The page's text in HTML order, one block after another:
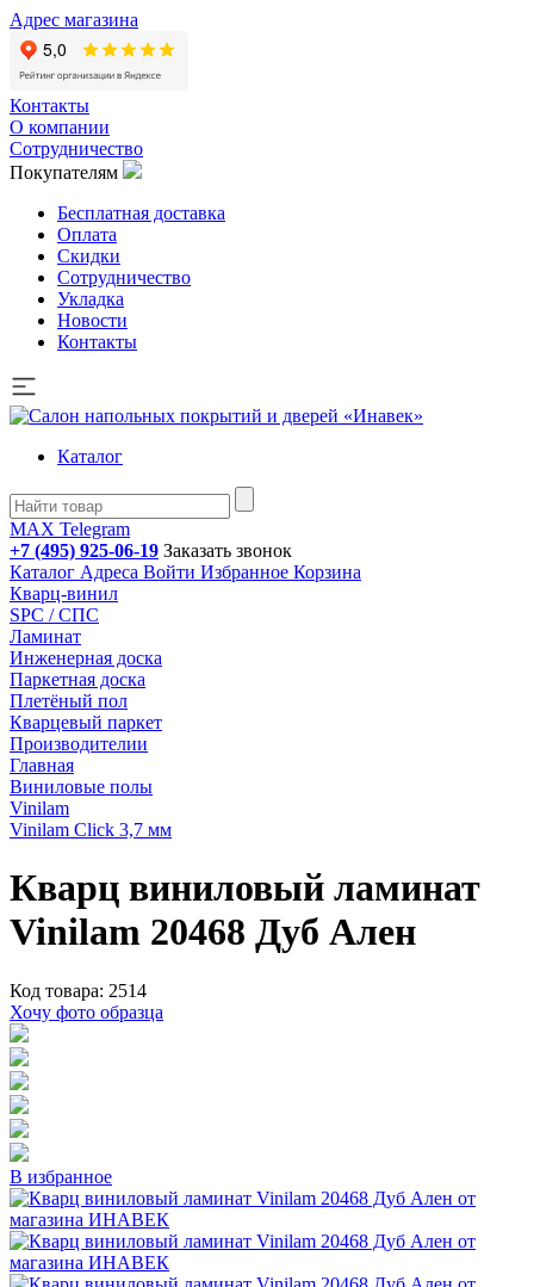
Адрес магазина
Контакты
О компании
Сотрудничество
Покупателям
Бесплатная доставка
Оплата
Скидки
Сотрудничество
Укладка
Новости
Контакты
Каталог
MAX Telegram
+7 (495) 925-06-19 Заказать звонок
Каталог Адреса Войти Избранное Корзина
Кварц-винил
SPC / СПС
Ламинат
Инженерная доска
Паркетная доска
Плетёный пол
Кварцевый паркет
Производителии
Главная
Виниловые полы
Vinilam
Vinilam Click 3,7 мм
Кварц виниловый ламинат
Vinilam 20468 Дуб Ален
Код товара: 2514
Хочу фото образца
В избранное